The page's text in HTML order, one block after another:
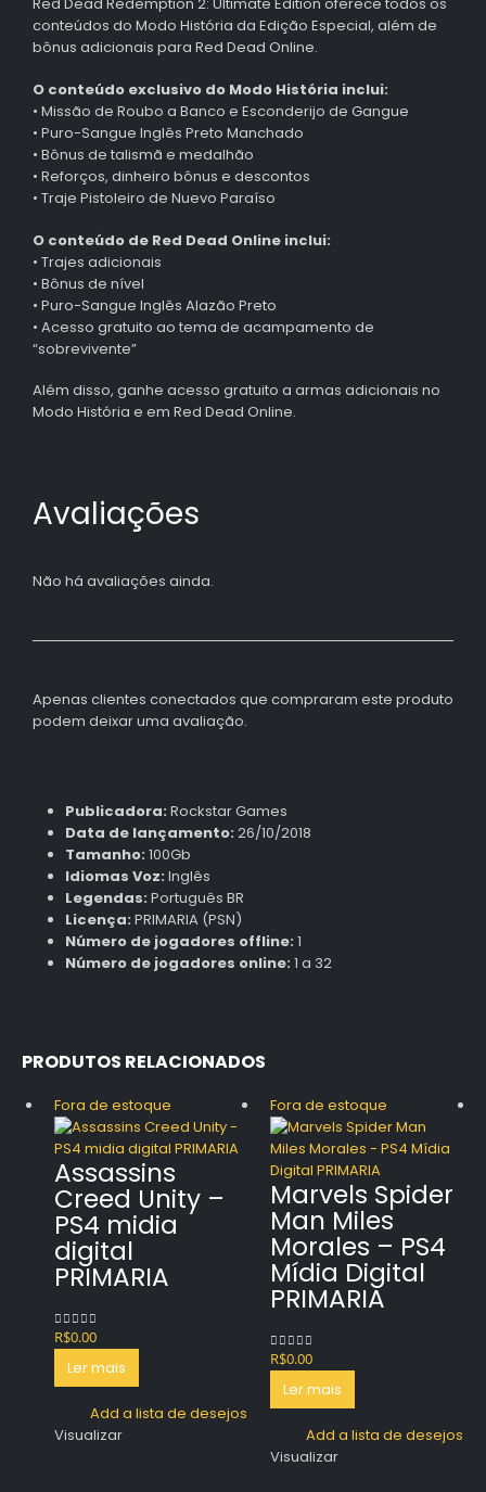
Red Dead Redemption 2: Ultimate Edition oferece todos os
conteúdos do Modo História da Edição Especial, além de
bônus adicionais para Red Dead Online.
O conteúdo exclusivo do Modo História inclui:
• Missão de Roubo a Banco e Esconderijo de Gangue
• Puro-Sangue Inglês Preto Manchado
• Bônus de talismã e medalhão
• Reforços, dinheiro bônus e descontos
• Traje Pistoleiro de Nuevo Paraíso
O conteúdo de Red Dead Online inclui:
• Trajes adicionais
• Bônus de nível
• Puro-Sangue Inglês Alazão Preto
• Acesso gratuito ao tema de acampamento de
“sobrevivente”
Além disso, ganhe acesso gratuito a armas adicionais no
Modo História e em Red Dead Online.
Avaliações
Não há avaliações ainda.
Apenas clientes conectados que compraram este produto
podem deixar uma avaliação.
Publicadora: Rockstar Games
Data de lançamento: 26/10/2018
Tamanho: 100Gb
Idiomas Voz: Inglês
Legendas: Português BR
Licença: PRIMARIA (PSN)
Número de jogadores offline: 1
Número de jogadores online: 1 a 32
PRODUTOS RELACIONADOS
Fora de estoque
Assassins
Creed Unity –
PS4 midia
digital
PRIMARIA
0out of 5
R$0.00
Ler mais
Add a lista de desejos
Visualizar
Fora de estoque
Marvels Spider
Man Miles
Morales – PS4
Mídia Digital
PRIMARIA
0out of 5
R$0.00
Ler mais
Add a lista de desejos
Visualizar